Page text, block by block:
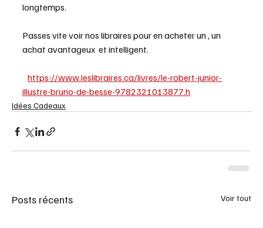
longtemps.
Passes vite voir nos libraires pour en acheter un , un
achat avantageux  et intelligent.
https://www.leslibraires.ca/livres/le-robert-junior-
illustre-bruno-de-besse-9782321013877.h
Idées Cadeaux
Posts récents Voir tout